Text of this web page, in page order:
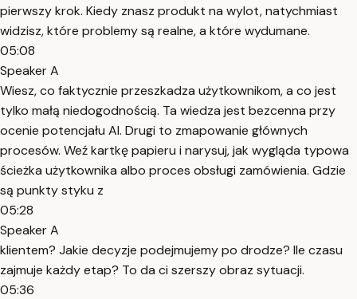
pierwszy krok. Kiedy znasz produkt na wylot, natychmiast
widzisz, które problemy są realne, a które wydumane.
05:08
Speaker A
Wiesz, co faktycznie przeszkadza użytkownikom, a co jest
tylko małą niedogodnością. Ta wiedza jest bezcenna przy
ocenie potencjału AI. Drugi to zmapowanie głównych
procesów. Weź kartkę papieru i narysuj, jak wygląda typowa
ścieżka użytkownika albo proces obsługi zamówienia. Gdzie
są punkty styku z
05:28
Speaker A
klientem? Jakie decyzje podejmujemy po drodze? Ile czasu
zajmuje każdy etap? To da ci szerszy obraz sytuacji.
05:36